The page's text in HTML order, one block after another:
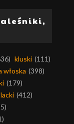
kluski (111)
włoska (398)
(179)
(412)